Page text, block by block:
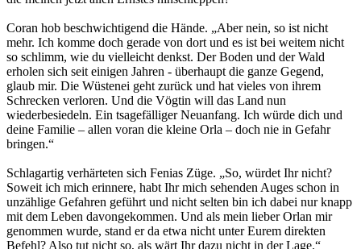
Coran hob beschwichtigend die Hände. „Aber nein, so ist nicht
mehr. Ich komme doch gerade von dort und es ist bei weitem nicht
so schlimm, wie du vielleicht denkst. Der Boden und der Wald
erholen sich seit einigen Jahren - überhaupt die ganze Gegend,
glaub mir. Die Wüstenei geht zurück und hat vieles von ihrem
Schrecken verloren. Und die Vögtin will das Land nun
wiederbesiedeln. Ein tsagefälliger Neuanfang. Ich würde dich und
deine Familie – allen voran die kleine Orla – doch nie in Gefahr
bringen.“
Schlagartig verhärteten sich Fenias Züge. „So, würdet Ihr nicht?
Soweit ich mich erinnere, habt Ihr mich sehenden Auges schon in
unzählige Gefahren geführt und nicht selten bin ich dabei nur knapp
mit dem Leben davongekommen. Und als mein lieber Orlan mir
genommen wurde, stand er da etwa nicht unter Eurem direkten
Befehl? Also tut nicht so, als wärt Ihr dazu nicht in der Lage.“